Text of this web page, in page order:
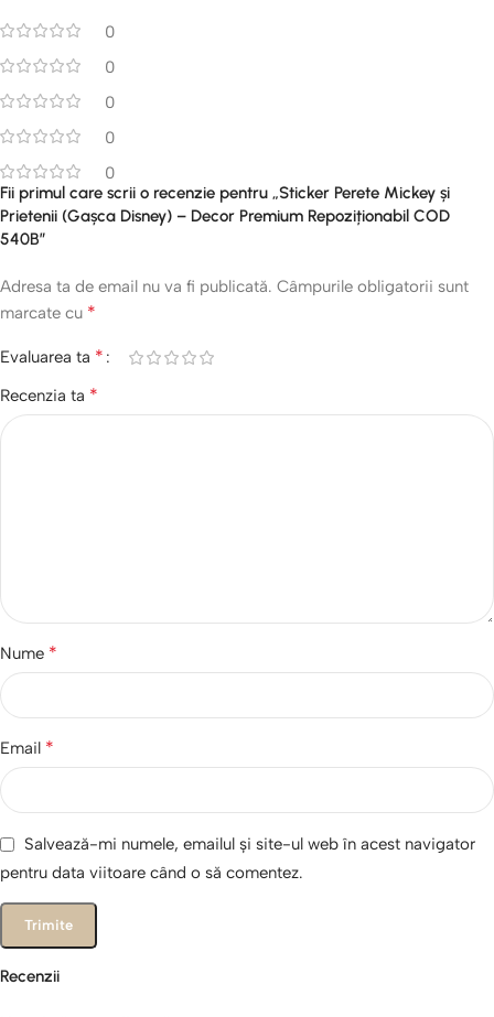
0
0
0
0
0
Recenzii
Fii primul care scrii o recenzie pentru „Sticker Perete Mickey și
Prietenii (Gașca Disney) – Decor Premium Repoziționabil COD
540B”
Adresa ta de email nu va fi publicată. Câmpurile obligatorii sunt
marcate cu *
Evaluarea ta *
Recenzia ta *
Nume *
Email *
Salvează-mi numele, emailul și site-ul web în acest navigator
pentru data viitoare când o să comentez.